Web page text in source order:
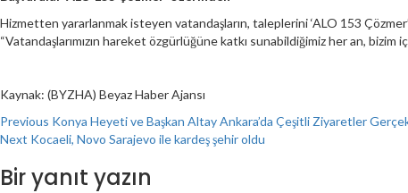
Hizmetten yararlanmak isteyen vatandaşların, taleplerini ‘ALO 153
“Vatandaşlarımızın hareket özgürlüğüne katkı sunabildiğimiz her an, bizim
Kaynak: (BYZHA) Beyaz Haber Ajansı
Continue
Reading
Previous Konya Heyeti ve Başkan Altay Ankara’da Çeşitli Ziyaretler
Next Kocaeli, Novo Sarajevo ile kardeş şehir oldu
Bir yanıt yazın